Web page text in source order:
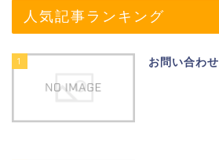
人気記事ランキング
1 お問い合わせ